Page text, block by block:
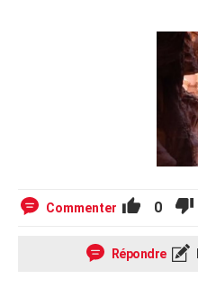
Commenter 0
Répondre